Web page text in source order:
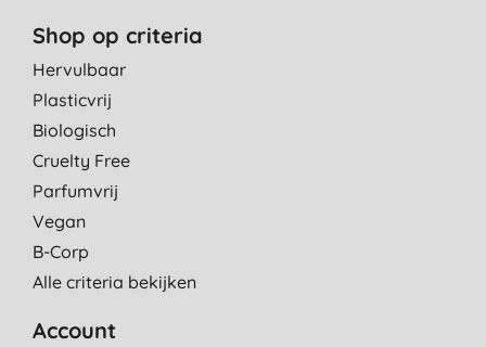
Shop op criteria
Hervulbaar
Plasticvrij
Biologisch
Cruelty Free
Parfumvrij
Vegan
B-Corp
Alle criteria bekijken
Account